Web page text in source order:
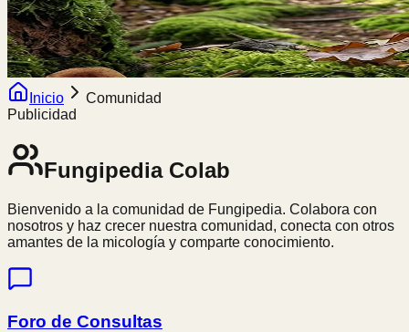
Inicio
Comunidad
Publicidad
FungipediaColab
Bienvenido a la comunidad de Fungipedia. Colabora con
nosotros y haz crecer nuestra comunidad, conecta con otros
amantes de la micología y comparte conocimiento.
Foro de Consultas